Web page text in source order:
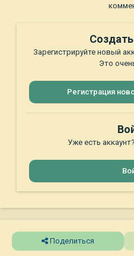
Зарегистрируйте новый
Это
Регистрация
Уже есть
Поделиться